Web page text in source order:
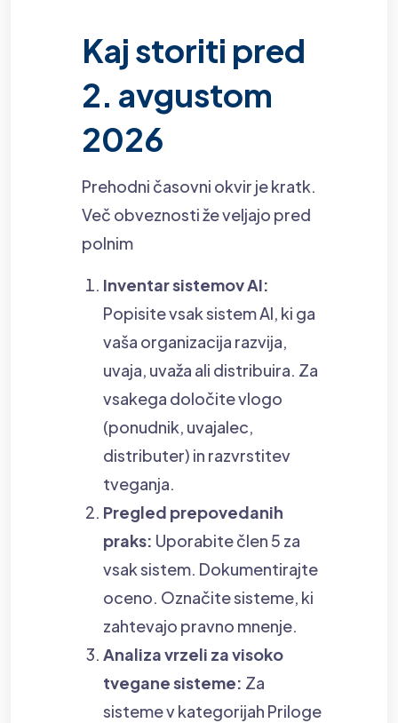
Kaj storiti pred
2. avgustom
2026
Prehodni časovni okvir je kratk.
Več obveznosti že veljajo pred
polnim
Inventar sistemov AI:
Popisite vsak sistem AI, ki ga
vaša organizacija razvija,
uvaja, uvaža ali distribuira. Za
vsakega določite vlogo
(ponudnik, uvajalec,
distributer) in razvrstitev
tveganja.
Pregled prepovedanih
praks: Uporabite člen 5 za
vsak sistem. Dokumentirajte
oceno. Označite sisteme, ki
zahtevajo pravno mnenje.
Analiza vrzeli za visoko
tvegane sisteme: Za
sisteme v kategorijah Priloge